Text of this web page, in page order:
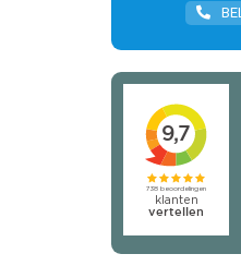
BEL